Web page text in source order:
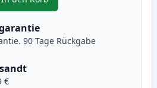
um anzupassen
, 2 stück Brother LC125C cyan
90 Tage Rückgabe
€